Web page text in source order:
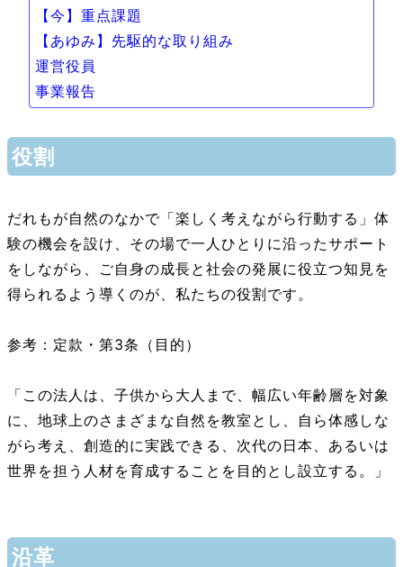
【今】重点課題
【あゆみ】先駆的な取り組み
運営役員
事業報告
役割
だれもが自然のなかで「楽しく考えながら行動する」体
験の機会を設け、その場で一人ひとりに沿ったサポート
をしながら、ご自身の成長と社会の発展に役立つ知見を
得られるよう導くのが、私たちの役割です。
参考：定款・第3条（目的）
「この法人は、子供から大人まで、幅広い年齢層を対象
に、地球上のさまざまな自然を教室とし、自ら体感しな
がら考え、創造的に実践できる、次代の日本、あるいは
世界を担う人材を育成することを目的とし設立する。」
沿革